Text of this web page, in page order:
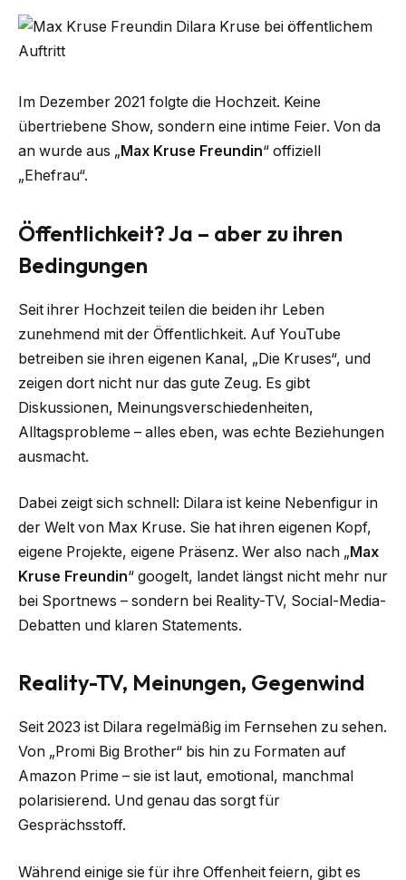
Im Dezember 2021 folgte die Hochzeit. Keine
übertriebene Show, sondern eine intime Feier. Von da
an wurde aus „ Max Kruse Freundin“ offiziell
„Ehefrau“.
Öffentlichkeit? Ja – aber zu ihren
Bedingungen
Seit ihrer Hochzeit teilen die beiden ihr Leben
zunehmend mit der Öffentlichkeit. Auf YouTube
betreiben sie ihren eigenen Kanal, „Die Kruses“, und
zeigen dort nicht nur das gute Zeug. Es gibt
Diskussionen, Meinungsverschiedenheiten,
Alltagsprobleme – alles eben, was echte Beziehungen
ausmacht.
Dabei zeigt sich schnell: Dilara ist keine Nebenfigur in
der Welt von Max Kruse. Sie hat ihren eigenen Kopf,
eigene Projekte, eigene Präsenz. Wer also nach „Max
Kruse Freundin“ googelt, landet längst nicht mehr nur
bei Sportnews – sondern bei Reality-TV, Social-Media-
Debatten und klaren Statements.
Reality-TV, Meinungen, Gegenwind
Seit 2023 ist Dilara regelmäßig im Fernsehen zu sehen.
Von „Promi Big Brother“ bis hin zu Formaten auf
Amazon Prime – sie ist laut, emotional, manchmal
polarisierend. Und genau das sorgt für
Gesprächsstoff.
Während einige sie für ihre Offenheit feiern, gibt es